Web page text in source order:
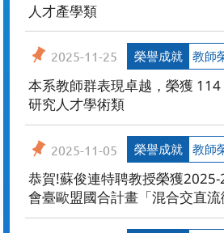
人才產學類
2025-11-25 榮譽成就 教師
本系教師群表現卓越，榮獲
研究人才學術類
2025-11-05 榮譽成就 教師
恭賀!蘇俊連特聘教授榮獲
會臺歐盟國合計畫「混合交直流
制技術於淨零配電網應用與測